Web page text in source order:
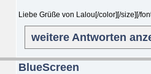
Liebe Grüße von Lalou[/color][/size][/
weitere Antworten
BlueScreen